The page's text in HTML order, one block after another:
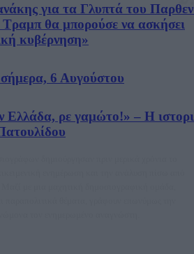
για τα Γλυπτά του
θα μπορούσε να ασκήσει
κυβέρνηση»
σήμερα, 6 Αυγούστου
Ελλάδα, ρε γαμώτο!» – Η